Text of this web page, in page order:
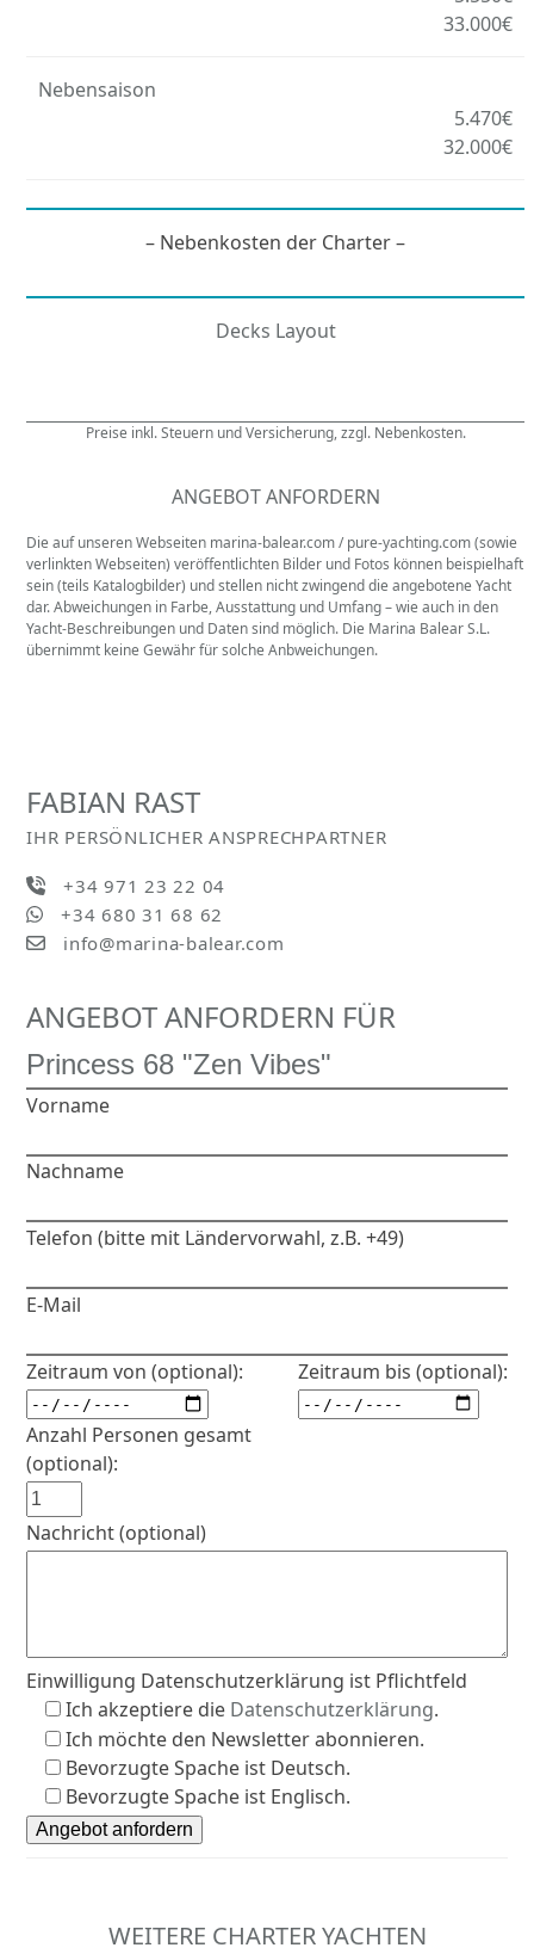
33.000€
Nebensaison
5.470€
32.000€
– Nebenkosten der Charter –
Decks Layout
Preise inkl. Steuern und Versicherung, zzgl. Nebenkosten.
ANGEBOT ANFORDERN
Die auf unseren Webseiten marina-balear.com / pure-yachting.com (sowie
verlinkten Webseiten) veröffentlichten Bilder und Fotos können beispielhaft
sein (teils Katalogbilder) und stellen nicht zwingend die angebotene Yacht
dar. Abweichungen in Farbe, Ausstattung und Umfang – wie auch in den
Yacht-Beschreibungen und Daten sind möglich. Die Marina Balear S.L.
übernimmt keine Gewähr für solche Anbweichungen.
FABIAN RAST
IHR PERSÖNLICHER ANSPRECHPARTNER
+34 971 23 22 04
+34 680 31 68 62
info@marina-balear.com
ANGEBOT ANFORDERN FÜR
Vorname
Nachname
Telefon (bitte mit Ländervorwahl, z.B. +49)
E-Mail
Zeitraum von (optional):
Anzahl Personen gesamt
(optional):
Zeitraum bis (optional):
Nachricht (optional)
Einwilligung Datenschutzerklärung ist Pflichtfeld
Ich akzeptiere die Datenschutzerklärung.
Ich möchte den Newsletter abonnieren.
Bevorzugte Spache ist Deutsch.
Bevorzugte Spache ist Englisch.
WEITERE CHARTER YACHTEN